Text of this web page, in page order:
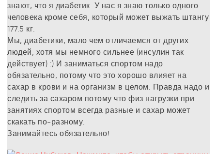
знают, что я диабетик. У нас я знаю только одного
человека кроме себя, который может выжать штангу
177.5 кг.
Мы, диабетики, мало чем отличаемся от других
людей, хотя мы немного сильнее (инсулин так
действует) :) И заниматься спортом надо
обязательно, потому что это хорошо влияет на
сахар в крови и на организм в целом. Правда надо и
следить за сахаром потому что физ нагрузки при
занятиях спортом всегда разные и сахар может
скакать по-разному.
Занимайтесь обязательно!